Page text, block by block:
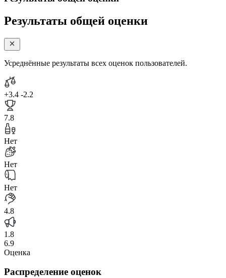
Результаты общей оценки
Усреднённые результаты всех оценок пользователей.
+3.4 -2.2
7.8
Нет
Нет
Нет
4.8
1.8
6.9
Оценка
Распределение оценок